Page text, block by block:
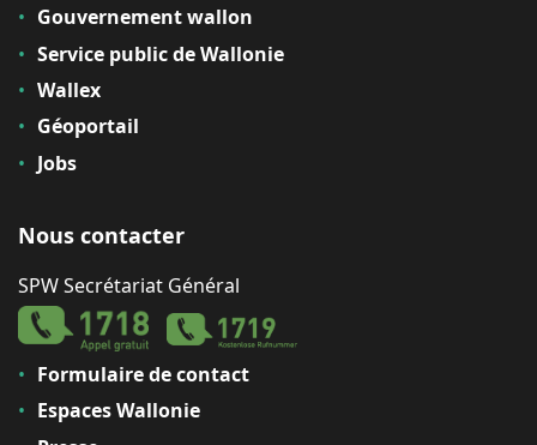
Gouvernement wallon
Service public de Wallonie
Wallex
Géoportail
Jobs
Nous contacter
SPW Secrétariat Général
Formulaire de contact
Espaces Wallonie